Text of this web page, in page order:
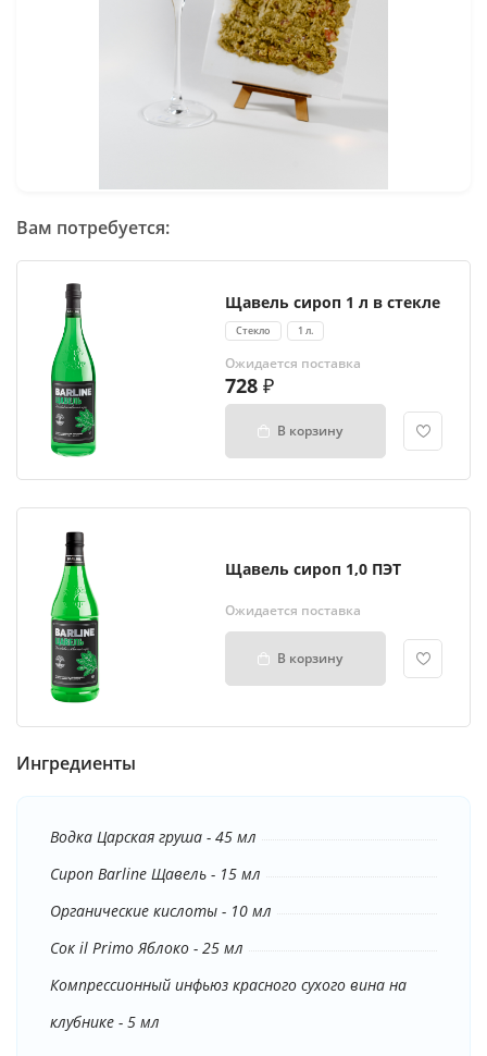
Ингредиенты
Водка Царская груша - 45 мл
Сироп Barline Щавель - 15 мл
Органические кислоты - 10 мл
Сок il Primo Яблоко - 25 мл
Компрессионный инфьюз красного сухого вина на
клубнике - 5 мл
Вам потребуется:
Щавель сироп 1 л в стекле
Стекло 1 л.
Ожидается поставка
728
В корзину
Щавель сироп 1,0 ПЭТ
Ожидается поставка
В корзину